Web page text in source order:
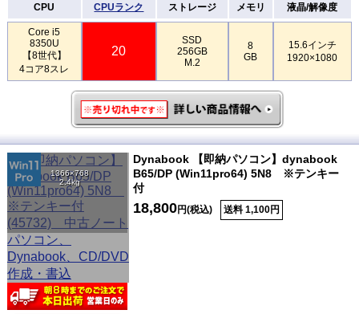
CPU CPUランク ストレージ メモリ 液晶/解像度
Core i5
8350U
【8世代】
4コア8スレ
20
SSD
256GB
M.2
8
GB
15.6インチ
1920×1080
1366×768
2.4kg
Dynabook 【即納パソコン】dynabook
B65/DP (Win11pro64) 5N8 ※テンキー
付
18,800円(税込) 送料 1,100円